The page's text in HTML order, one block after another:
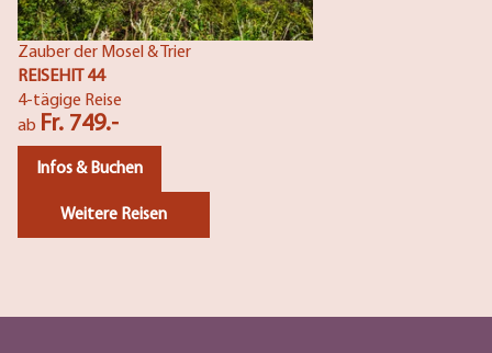
Zauber der Mosel & Trier
REISEHIT 44
4-tägige Reise
ab Fr. 749.-
Infos & Buchen
Weitere Reisen